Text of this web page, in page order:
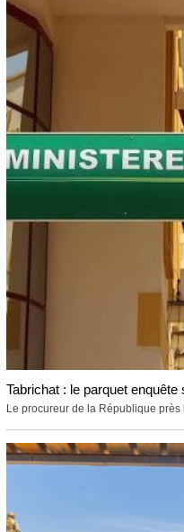
Tabrichat : le parquet
Le procureur de la République